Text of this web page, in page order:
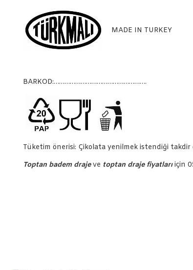
MADE IN TURKEY
BARKOD:…………………………………………….
Tüketim önerisi: Çikolata yenilmek istendiği
Toptan badem drajeve toptan draje fiyatlarıiçin